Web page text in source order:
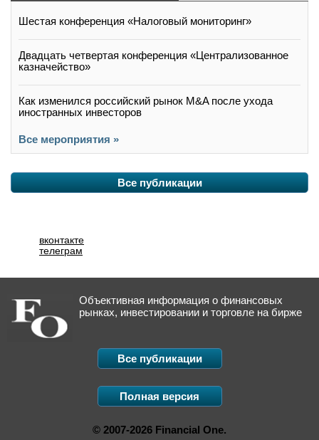
Шестая конференция «Налоговый мониторинг»
Двадцать четвертая конференция «Централизованное
казначейство»
Как изменился российский рынок M&A после ухода
иностранных инвесторов
Все мероприятия »
Все публикации
вконтакте
телеграм
Объективная информация о финансовых
рынках, инвестировании и торговле на бирже
Все публикации
Полная версия
© 2007-2026 Financial One.